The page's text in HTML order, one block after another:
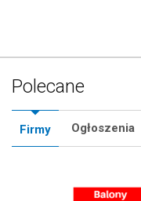
Polecane
Firmy Ogłoszenia